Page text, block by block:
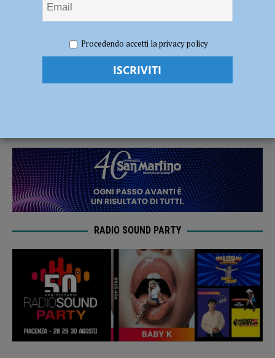
stop interno: Montesport vince 3-1
Volley, Serie B1 – Pallavolo San Giorgio,
RADIO SOUND PARTY
Procedendo accetti la privacy policy